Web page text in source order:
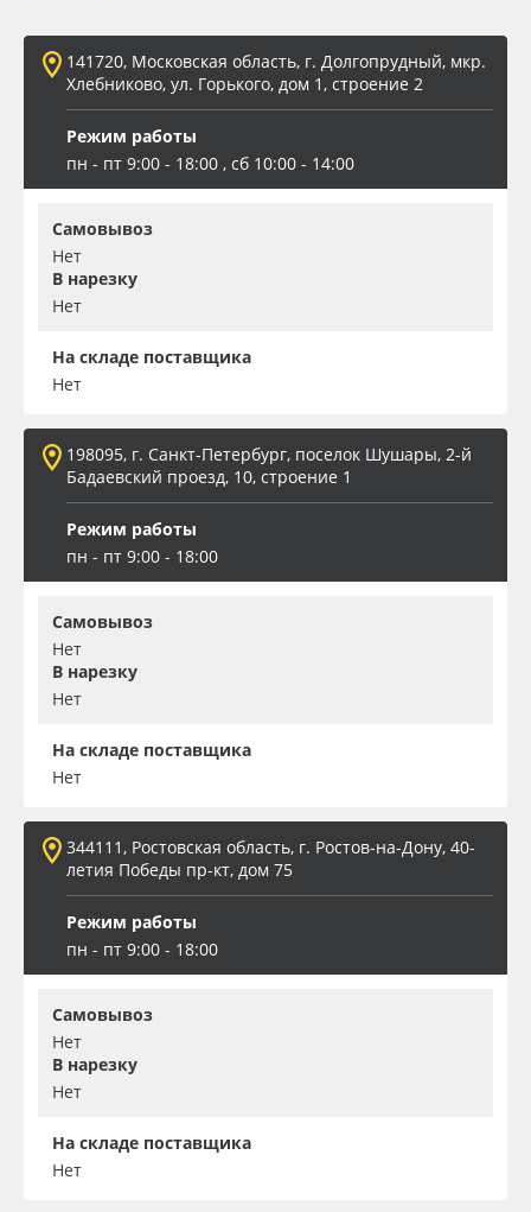
Oracal 641
Orajet 3640
Плёнка монтажная Oratape
ПЭТ листовой
ПЭТ бэклит
Заготовки для сувениров
141720, Московская область, г. Долгопрудный, мкр.
Хлебниково, ул. Горького, дом 1, строение 2
Режим работы
пн - пт 9:00 - 18:00 , сб 10:00 - 14:00
Самовывоз
Нет
В нарезку
Нет
На складе поставщика
Нет
198095, г. Санкт-Петербург, поселок Шушары, 2-й
Бадаевский проезд, 10, строение 1
Режим работы
пн - пт 9:00 - 18:00
Самовывоз
Нет
В нарезку
Нет
На складе поставщика
Нет
344111, Ростовская область, г. Ростов-на-Дону, 40-
летия Победы пр-кт, дом 75
Режим работы
пн - пт 9:00 - 18:00
Самовывоз
Нет
В нарезку
Нет
На складе поставщика
Нет